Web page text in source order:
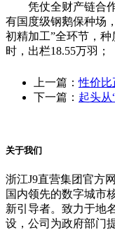
凭仗全财产链合作
有国度级钢鹅保种
初精加工”全环节，种
时，出栏18.55万羽；
上一篇：性价比
下一篇： 起头从
关于我们
浙江J9直营集团官方
国内领先的数字城市
新引导者。致力于地
设，公司为政府部门